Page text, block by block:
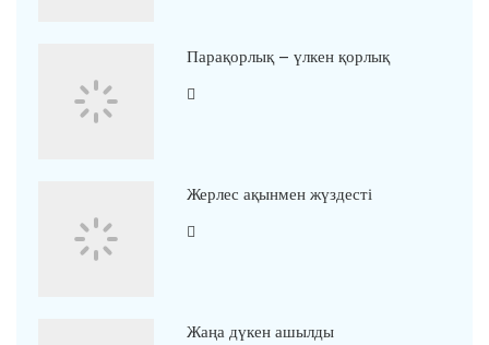
Парақорлық – үлкен қорлық
Жерлес ақынмен жүздесті
Жаңа дүкен ашылды